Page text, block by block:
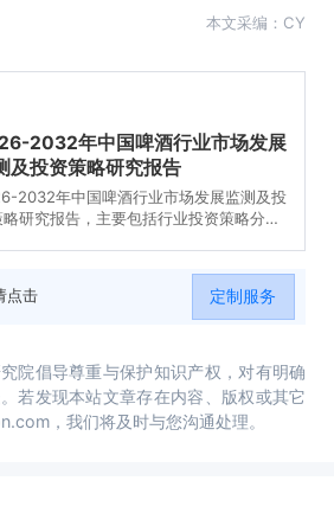
本文采编：CY
2032年中国啤酒行业市场发展
及投资策略研究报告
2032年中国啤酒行业市场发展监测及投
略研究报告，主要包括行业投资策略分
点击
定制服务
院倡导尊重与保护知识产权，对有明确
若发现本站文章存在内容、版权或其它
，我们将及时与您沟通处理。